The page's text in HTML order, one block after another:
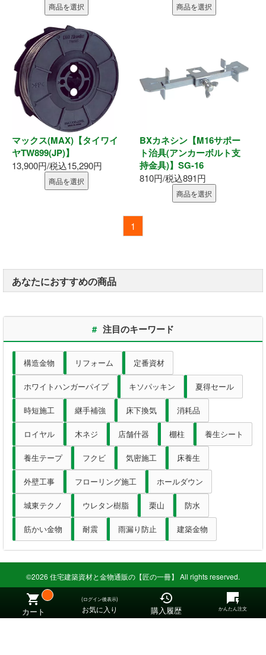
初めての方へ
会社案内
お支払い方法
お問い合わせ
商品を選択 商品を選択
マックス(MAX)【タイワイ
ヤTW899(JP)】
13,900円/税込15,290円
商品を選択
BXカネシン【M16サポー
ト治具(アンカーボルト支
持金具)】SG-16
810円/税込891円
商品を選択
1
あなたにおすすめの商品
# 注目のキーワード
構造金物 リフォーム 定番資材
ホワイトハンガーパイプ キソパッキン 夏得セール
時短施工 継手補強 床下換気 消耗品
ロイヤル 木ネジ 店舗什器 棚柱 養生シート
養生テープ フクビ 気密施工 床養生
外壁工事 フローリング施工 ホールダウン
城東テクノ ウレタン樹脂 栗山 防水
筋かい金物 耐震 雨漏り防止 建築金物
©2026 住宅建築資材と金物通販の【匠の一冊】 All rights reserved.
カート
(ログイン後表示)
お気に入り 購入履歴 かんたん注文